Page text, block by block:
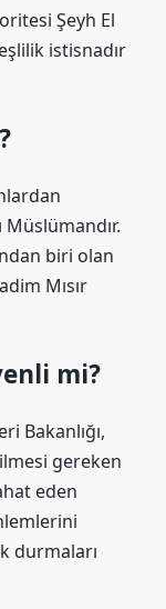
Şeyh El
istisnadır
Müslümandır.
biri olan
Mısır
mi?
Bakanlığı,
gereken
eden
durmaları